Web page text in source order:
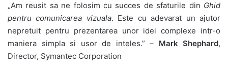
„Am reusit sa ne folosim cu succes de sfaturile din Ghid
pentru comunicarea vizuala. Este cu adevarat un ajutor
nepretuit pentru prezentarea unor idei complexe intr-o
maniera simpla si usor de inteles.” – Mark Shephard,
Director, Symantec Corporation